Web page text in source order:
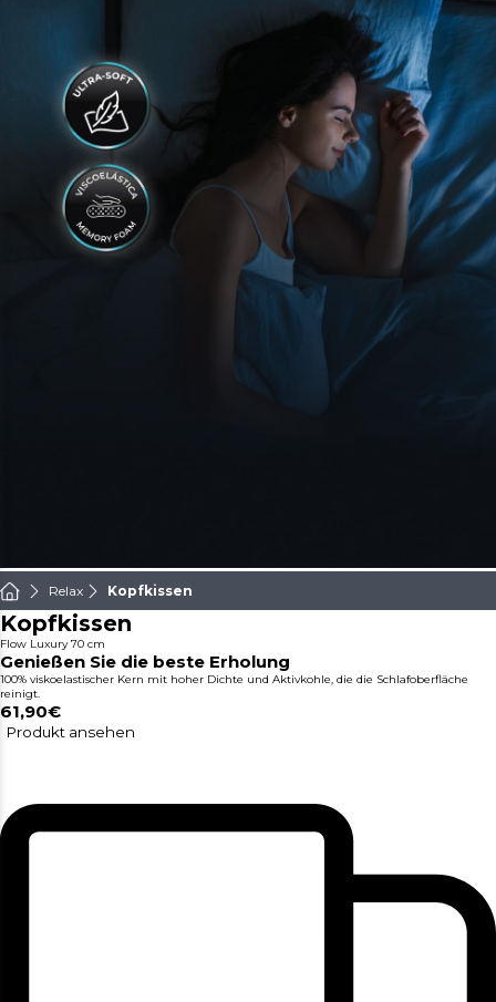
Relax Kopfkissen
Kopfkissen
Flow Luxury 70 cm
Genießen Sie die beste Erholung
100% viskoelastischer Kern mit hoher Dichte und Aktivkohle, die die Schlafoberfläche
reinigt.
61,90€
Produkt ansehen